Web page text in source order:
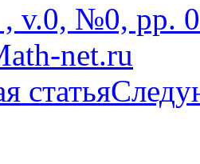
, v.0, №0, pp.
net.ru
статья